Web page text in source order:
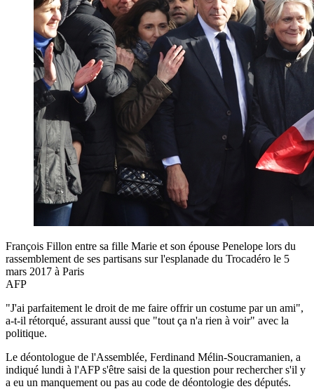
François Fillon entre sa fille Marie et son épouse Penelope lors du
rassemblement de ses partisans sur l'esplanade du Trocadéro le 5
mars 2017 à Paris
AFP
"J'ai parfaitement le droit de me faire offrir un costume par un ami",
a-t-il rétorqué, assurant aussi que "tout ça n'a rien à voir" avec la
politique.
Le déontologue de l'Assemblée, Ferdinand Mélin-Soucramanien, a
indiqué lundi à l'AFP s'être saisi de la question pour rechercher s'il y
a eu un manquement ou pas au code de déontologie des députés.